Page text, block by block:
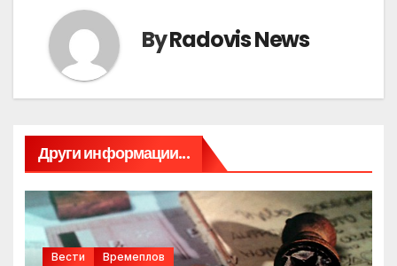
ByRadovis News
Други информации...
Вести Времеплов